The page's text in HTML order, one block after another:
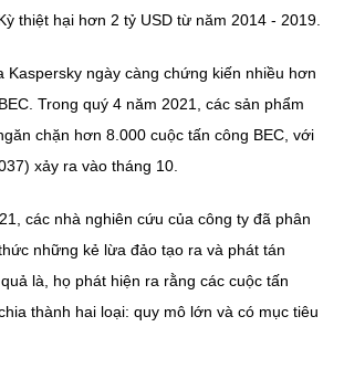
thiệt hại hơn 2 tỷ USD từ năm 2014 - 2019.
Kaspersky ngày càng chứng kiến nhiều hơn
Trong quý 4 năm 2021, các sản phẩm
chặn hơn 8.000 cuộc tấn công BEC, với
xảy ra vào tháng 10.
các nhà nghiên cứu của công ty đã phân
những kẻ lừa đảo tạo ra và phát tán
là, họ phát hiện ra rằng các cuộc tấn
thành hai loại: quy mô lớn và có mục tiêu